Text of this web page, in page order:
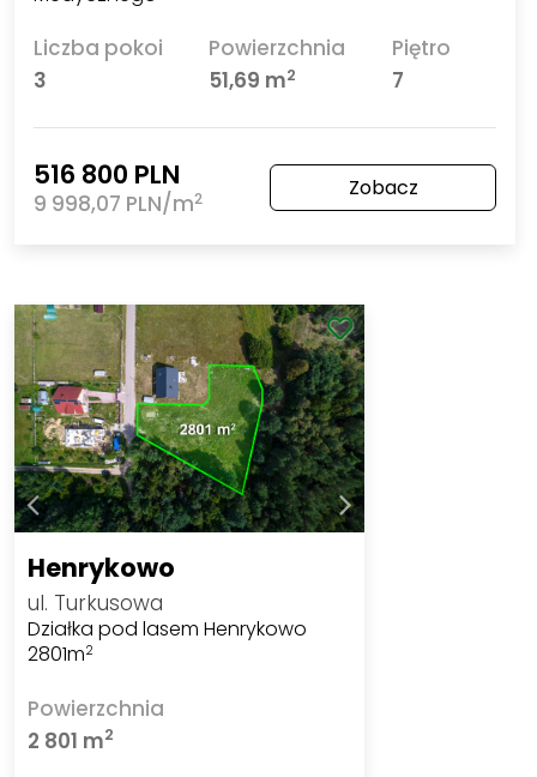
Liczba pokoi
3
Powierzchnia
51,69 m2
Piętro
7
516 800 PLN
9 998,07 PLN/m2 Zobacz
Henrykowo
ul. Turkusowa
Działka pod lasem Henrykowo
2801m2
Powierzchnia
2 801 m2